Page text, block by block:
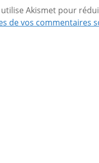
utilise Akismet pour
de vos commentaires